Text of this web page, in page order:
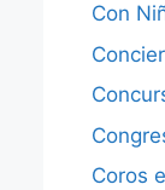
Con
Coros